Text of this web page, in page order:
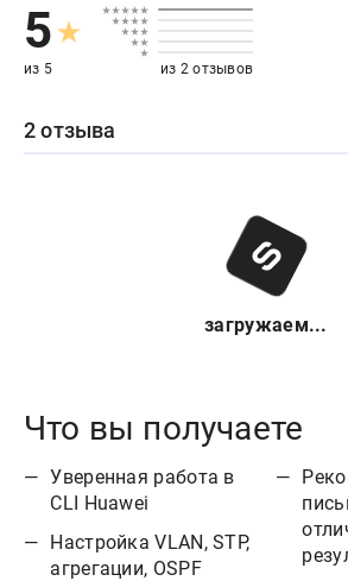
5
из 5 из 2 отзывов
2 отзыва
загружаем...
Что вы получаете
Уверенная работа в
CLI Huawei
Настройка VLAN, STP,
агрегации, OSPF